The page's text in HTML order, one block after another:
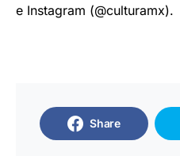
e Instagram (@culturamx).
Share